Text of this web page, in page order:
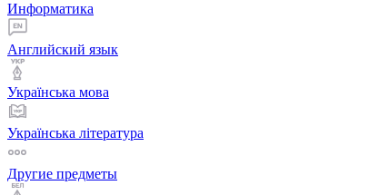
Информатика
Английский язык
Українська мова
Українська література
Другие предметы